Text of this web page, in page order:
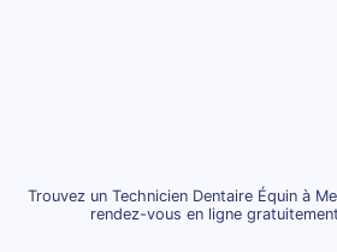
Trouvez un Technicien Dentaire Équin à
rendez-vous en ligne